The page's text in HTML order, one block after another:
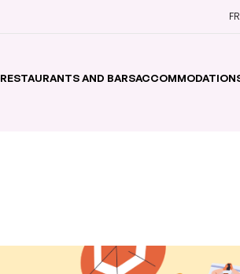
FR
RESTAURANTS AND BARS